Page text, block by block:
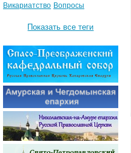
Викариатство Вопросы
Показать все теги